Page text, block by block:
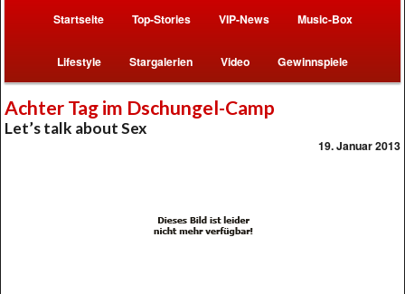
Startseite Top-Stories VIP-News Music-Box
Lifestyle Stargalerien Video Gewinnspiele
Achter Tag im Dschungel-Camp
Let’s talk about Sex
19. Januar 2013